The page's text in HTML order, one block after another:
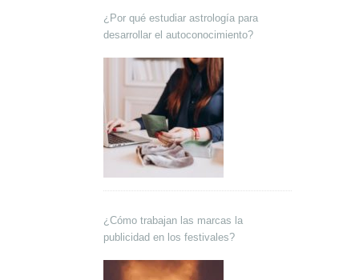
¿Por qué estudiar astrología para
desarrollar el autoconocimiento?
¿Cómo trabajan las marcas la
publicidad en los festivales?